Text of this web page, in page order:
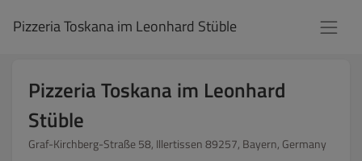
Pizzeria Toskana im Leonhard Stüble
Pizzeria Toskana im Leonhard
Stüble
Graf-Kirchberg-Straße 58, Illertissen 89257, Bayern, Germany